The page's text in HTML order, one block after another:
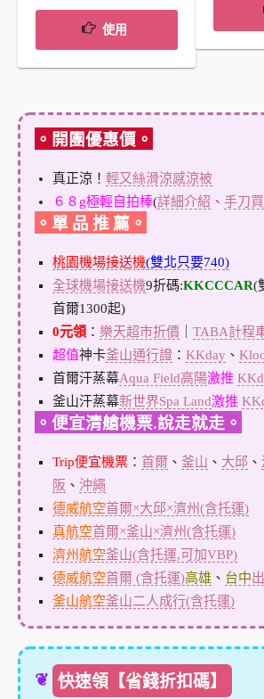
使用
。開團優惠價。
真正涼！ 輕又絲滑涼感涼被
６８g極輕自拍棒(詳細介紹 、 手刀買
。單 品 推 薦。
桃園機場接送機(雙北只要740)
全球機場接送機9折碼:KKCCCAR(
首爾1300起)
0元領： 樂天超市折價
TABA計程
超值神卡釜山通行證： KKday 、
首爾汗蒸幕Aqua Field高陽激推
釜山汗蒸幕新世界Spa Land激推
。便宜清艙機票.說走就走。
Trip便宜機票： 首爾 、 釜山 、 大邱 、
阪 、 沖繩
德威航空首爾×大邱×濟州(含托運)
真航空首爾×釜山×濟州(含托運)
濟州航空釜山(含托運,可加VBP)
德威航空首爾 (含托運)高雄 、 台中
釜山航空釜山二人成行(含托運)
❦ 快速領【省錢折扣碼】